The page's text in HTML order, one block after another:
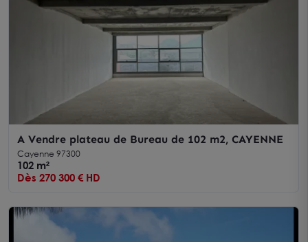
A Vendre plateau de Bureau de 102 m2, CAYENNE
Cayenne 97300
102 m²
Dès 270 300 € HD